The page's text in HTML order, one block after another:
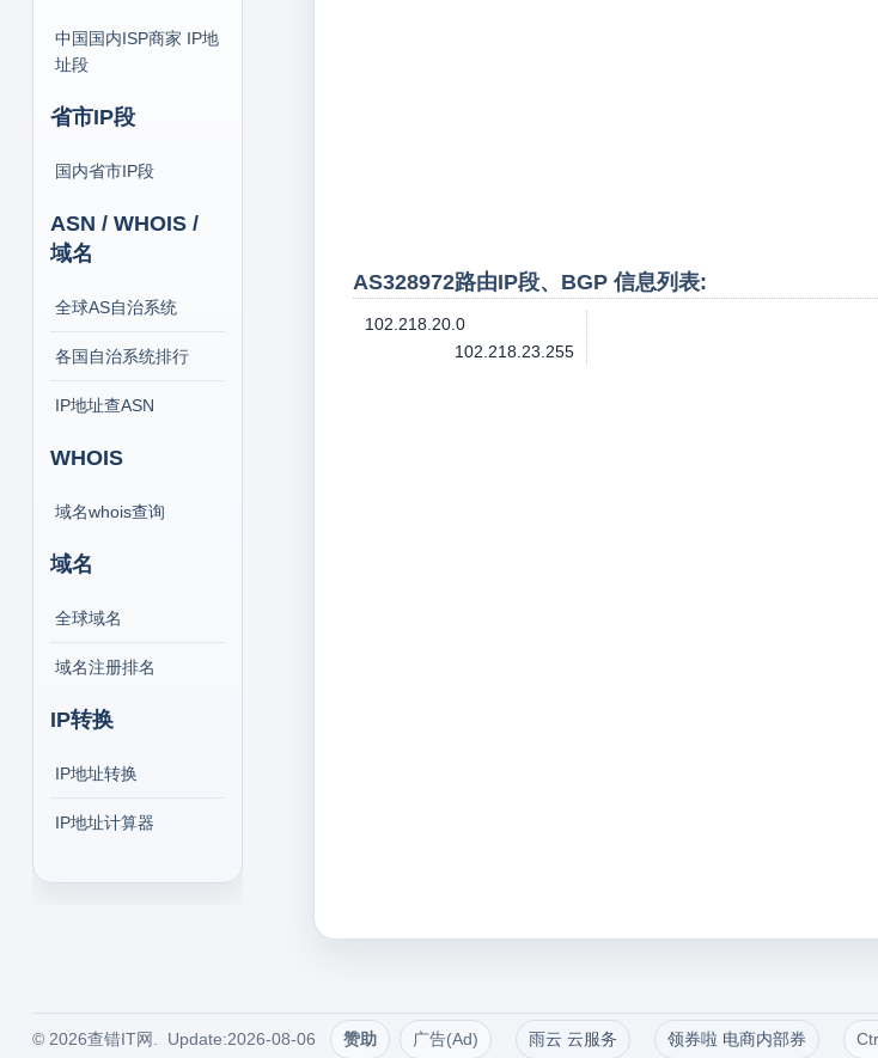
中国国内ISP商家 IP地
址段
省市IP段
国内省市IP段
ASN / WHOIS /
域名
全球AS自治系统
各国自治系统排行
IP地址查ASN
WHOIS
域名whois查询
域名
全球域名
域名注册排名
IP转换
IP地址转换
IP地址计算器
AS328972路由IP段、BGP 信息列表:
102.218.20.0
102.218.23.255
© 2026查错IT网. Update:2026-08-06 赞助 广告(Ad) 雨云 云服务 领券啦 电商内部券